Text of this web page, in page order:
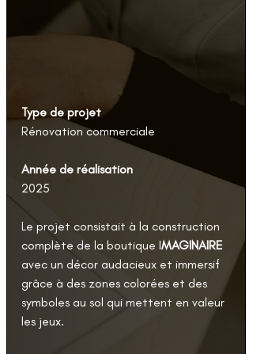
Type de projet
Rénovation commerciale
Année de réalisation
2025
Le projet consistait à la construction
complète de la boutique IMAGINAIRE
avec un décor audacieux et immersif
grâce à des zones colorées et des
symboles au sol qui mettent en valeur
les jeux.